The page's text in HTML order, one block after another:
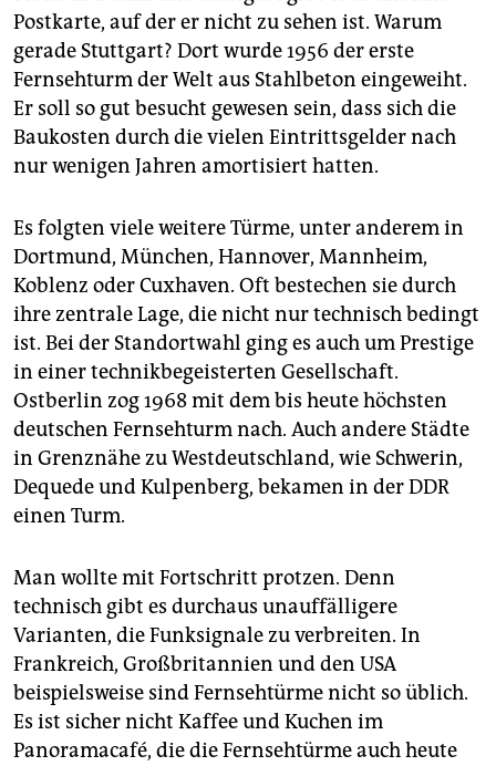
Postkarte, auf der er nicht zu sehen ist. Warum
gerade Stuttgart? Dort wurde 1956 der erste
Fernsehturm der Welt aus Stahlbeton eingeweiht.
Er soll so gut besucht gewesen sein, dass sich die
Baukosten durch die vielen Eintrittsgelder nach
nur wenigen Jahren amortisiert hatten.
Es folgten viele weitere Türme, unter anderem in
Dortmund, München, Hannover, Mannheim,
Koblenz oder Cuxhaven. Oft bestechen sie durch
ihre zentrale Lage, die nicht nur technisch bedingt
ist. Bei der Standortwahl ging es auch um Prestige
in einer technikbegeisterten Gesellschaft.
Ostberlin zog 1968 mit dem bis heute höchsten
deutschen Fernsehturm nach. Auch andere Städte
in Grenznähe zu Westdeutschland, wie Schwerin,
Dequede und Kulpenberg, bekamen in der DDR
einen Turm.
Man wollte mit Fortschritt protzen. Denn
technisch gibt es durchaus unauffälligere
Varianten, die Funksignale zu verbreiten. In
Frankreich, Großbritannien und den USA
beispielsweise sind Fernsehtürme nicht so üblich.
Es ist sicher nicht Kaffee und Kuchen im
Panoramacafé, die die Fernsehtürme auch heute